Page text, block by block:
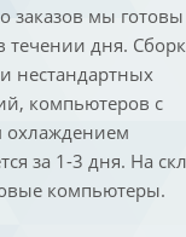
заказов мы готовы
течении дня.
нестандартных
компьютеров с
за 1-3 дня. На
компьютеры.